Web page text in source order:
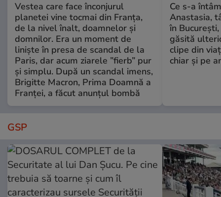
Vestea care face înconjurul
planetei vine tocmai din Franța,
de la nivel înalt, doamnelor și
domnilor. Era un moment de
liniște în presa de scandal de la
Paris, dar acum ziarele ”fierb” pur
și simplu. După un scandal imens,
Brigitte Macron, Prima Doamnă a
Franței, a făcut anunțul bombă
Ce s-a
Anastasia,
în
găsită
clipe din
chiar și pe
GSP